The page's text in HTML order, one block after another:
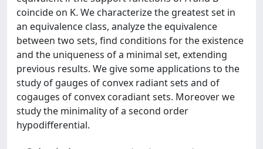
coincide on K. We characterize the greatest set in
an equivalence class, analyze the equivalence
between two sets, find conditions for the existence
and the uniqueness of a minimal set, extending
previous results. We give some applications to the
study of gauges of convex radiant sets and of
cogauges of convex coradiant sets. Moreover we
study the minimality of a second order
hypodifferential.